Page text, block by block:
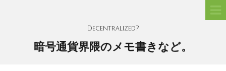
Decentralized?
暗号通貨界隈のメモ書きなど。